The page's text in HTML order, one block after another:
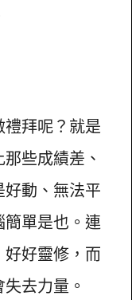
拜呢？就是
些成績差、
動、無法平
單是也。連
好靈修，而
去力量。